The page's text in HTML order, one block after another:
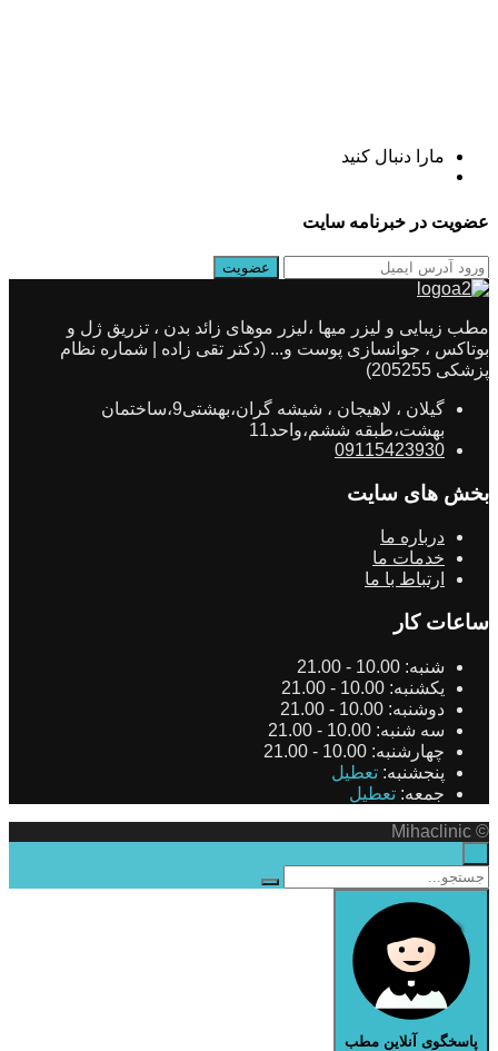
مارا دنبال کنید
عضویت در خبرنامه سایت
مطب زیبایی و لیزر میها ،لیزر موهای زائد بدن ، تزریق ژل و
بوتاکس ، جوانسازی پوست و... (دکتر تقی زاده | شماره نظام
پزشکی 205255)
گیلان ، لاهیجان ، شیشه گران،بهشتی9،ساختمان
بهشت،طبقه ششم،واحد11
09115423930
بخش های سایت
درباره ما
خدمات ما
ارتباط با ما
ساعات کار
شنبه: 10.00 - 21.00
یکشنبه: 10.00 - 21.00
دوشنبه: 10.00 - 21.00
سه شنبه: 10.00 - 21.00
چهارشنبه: 10.00 - 21.00
پنجشنبه: تعطیل
جمعه: تعطیل
© Mihaclinic
پاسخگوی آنلاین مطب